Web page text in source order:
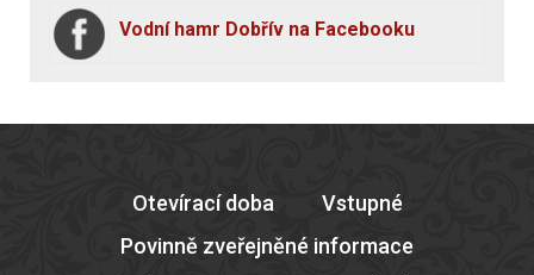
Vodní hamr Dobřív na Facebooku
Otevírací doba
Vstupné
Povinně zveřejněné informace